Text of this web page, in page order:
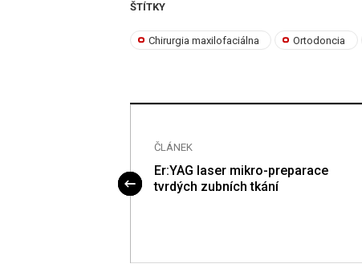
ŠTÍTKY
Chirurgia maxilofaciálna Ortodoncia
ČLÁNEK
Er:YAG laser mikro-preparace
tvrdých zubních tkání